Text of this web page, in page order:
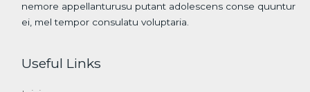
nemore appellanturusu putant adolescens conse quuntur
ei, mel tempor consulatu voluptaria.
Useful Links